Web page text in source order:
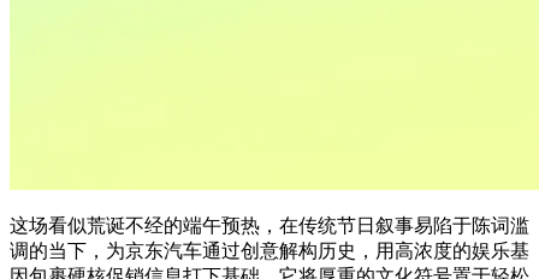
‌这场看似荒诞不经的端午预热，在传统节日叙事易陷于陈词滥
调的当下，为京东汽车通过创意解构历史，用高浓度的娱乐基